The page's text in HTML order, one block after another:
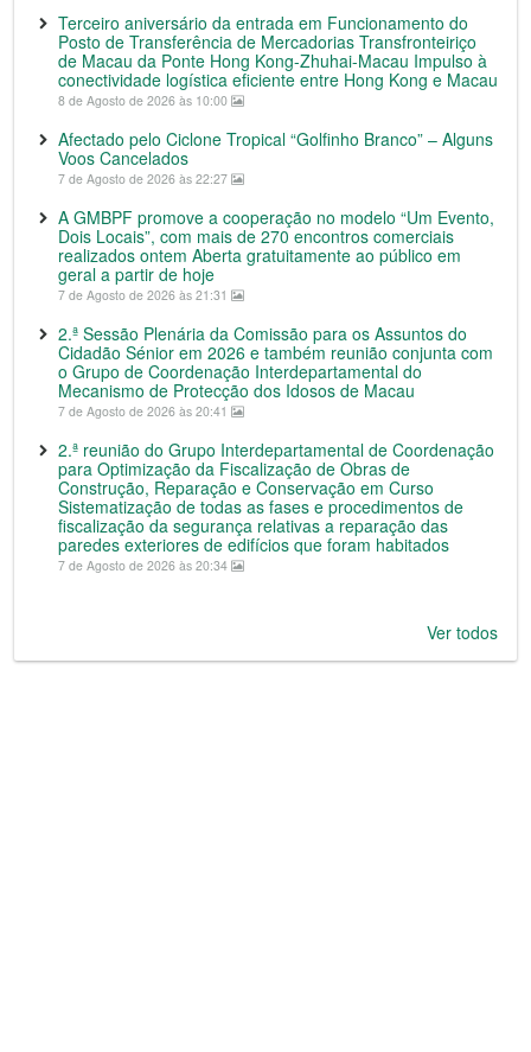
Terceiro aniversário da entrada em Funcionamento do
Posto de Transferência de Mercadorias Transfronteiriço
de Macau da Ponte Hong Kong-Zhuhai-Macau Impulso à
conectividade logística eficiente entre Hong Kong e Macau
8 de Agosto de 2026 às 10:00
Afectado pelo Ciclone Tropical “Golfinho Branco” – Alguns
Voos Cancelados
7 de Agosto de 2026 às 22:27
A GMBPF promove a cooperação no modelo “Um Evento,
Dois Locais”, com mais de 270 encontros comerciais
realizados ontem Aberta gratuitamente ao público em
geral a partir de hoje
7 de Agosto de 2026 às 21:31
2.ª Sessão Plenária da Comissão para os Assuntos do
Cidadão Sénior em 2026 e também reunião conjunta com
o Grupo de Coordenação Interdepartamental do
Mecanismo de Protecção dos Idosos de Macau
7 de Agosto de 2026 às 20:41
2.ª reunião do Grupo Interdepartamental de Coordenação
para Optimização da Fiscalização de Obras de
Construção, Reparação e Conservação em Curso
Sistematização de todas as fases e procedimentos de
fiscalização da segurança relativas a reparação das
paredes exteriores de edifícios que foram habitados
7 de Agosto de 2026 às 20:34
Ver todos